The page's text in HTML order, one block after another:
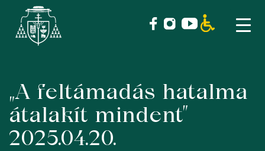
content
„A feltámadás hatalma
átalakít mindent”
2025.04.20.